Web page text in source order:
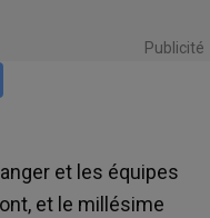
Publicité
et les équipes
et le millésime